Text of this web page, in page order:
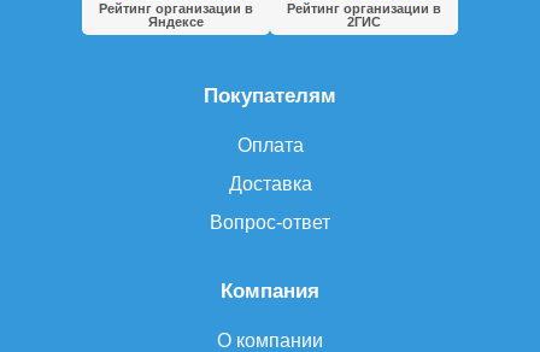
Компания
О компании
Покупателям
Оплата
Доставка
Вопрос-ответ
Рейтинг организации в
Яндексе
Рейтинг организации в
2ГИС